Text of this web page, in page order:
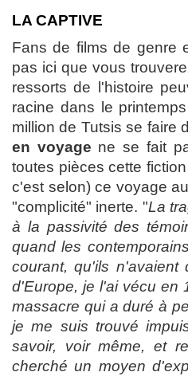
LA CAPTIVE
Fans de films de genre
pas ici que vous
ressorts de l'histoire
racine dans le
million de Tutsis se faire
en voyage ne se fait
toutes pièces cette
c'est selon) ce voyage
"complicité" inerte. "La
à la passivité des
quand les
courant, qu'ils
d'Europe, je l'ai vécu en
massacre qui a duré à
je me suis trouvé
savoir, voir même, et
cherché un moyen